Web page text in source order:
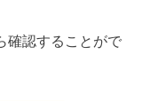
確認することがで